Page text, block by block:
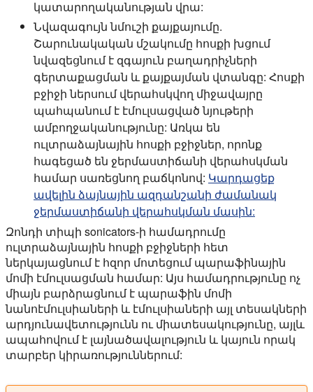
կատարողականության վրա:
Նվազագույն նմուշի քայքայումը.
Շարունակական մշակումը հոսքի խցում
նվազեցնում է զգայուն բաղադրիչների
գերտաքացման և քայքայման վտանգը: Հոսքի
բջիջի ներսում վերահսկվող միջավայրը
պահպանում է էմուլսացված նյութերի
ամբողջականությունը: Առկա են
ուլտրաձայնային հոսքի բջիջներ, որոնք
հագեցած են ջերմաստիճանի վերահսկման
համար սառեցնող բաճկոնով: Կարդացեք
ավելին ձայնային ազդանշանի ժամանակ
ջերմաստիճանի վերահսկման մասին:
Զոնդի տիպի sonicators-ի համադրումը
ուլտրաձայնային հոսքի բջիջների հետ
ներկայացնում է հզոր մոտեցում պարաֆինային
մոմի էմուլսացման համար: Այս համադրությունը ոչ
միայն բարձրացնում է պարաֆին մոմի
նանոէմուլսիաների և էմուլսիաների այլ տեսակների
արդյունավետությունն ու միատեսակությունը, այլև
ապահովում է լայնածավալություն և կայուն որակ
տարբեր կիրառություններում: